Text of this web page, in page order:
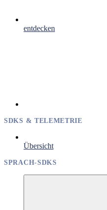
entdecken
SDKS & TELEMETRIE
Übersicht
SPRACH-SDKS